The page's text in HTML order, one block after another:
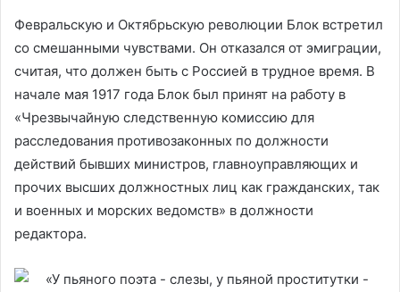
Февральскую и Октябрьскую революции Блок встретил
со смешанными чувствами. Он отказался от эмиграции,
считая, что должен быть с Россией в трудное время. В
начале мая 1917 года Блок был принят на работу в
«Чрезвычайную следственную комиссию для
расследования противозаконных по должности
действий бывших министров, главноуправляющих и
прочих высших должностных лиц как гражданских, так
и военных и морских ведомств» в должности
редактора.